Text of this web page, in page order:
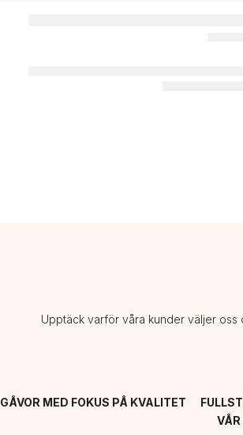
Upptäck varför våra kunder väljer
GÅVOR MED FOKUS PÅ KVALITET